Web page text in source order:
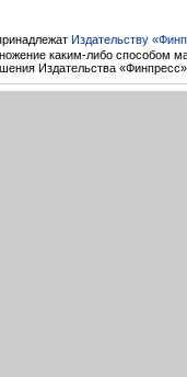
Издательству
каким-либо способом
Издательства